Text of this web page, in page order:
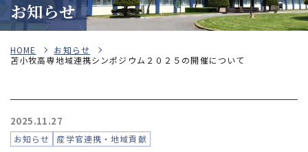
お知らせ
HOME
お知らせ
苫小牧高専地域連携シンポジウム２０２５の開催について
2025.11.27
お知らせ 産学官連携・地域貢献